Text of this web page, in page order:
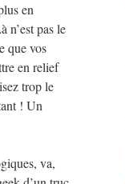
en
n’est pas le
que vos
en relief
trop le
! Un
va,